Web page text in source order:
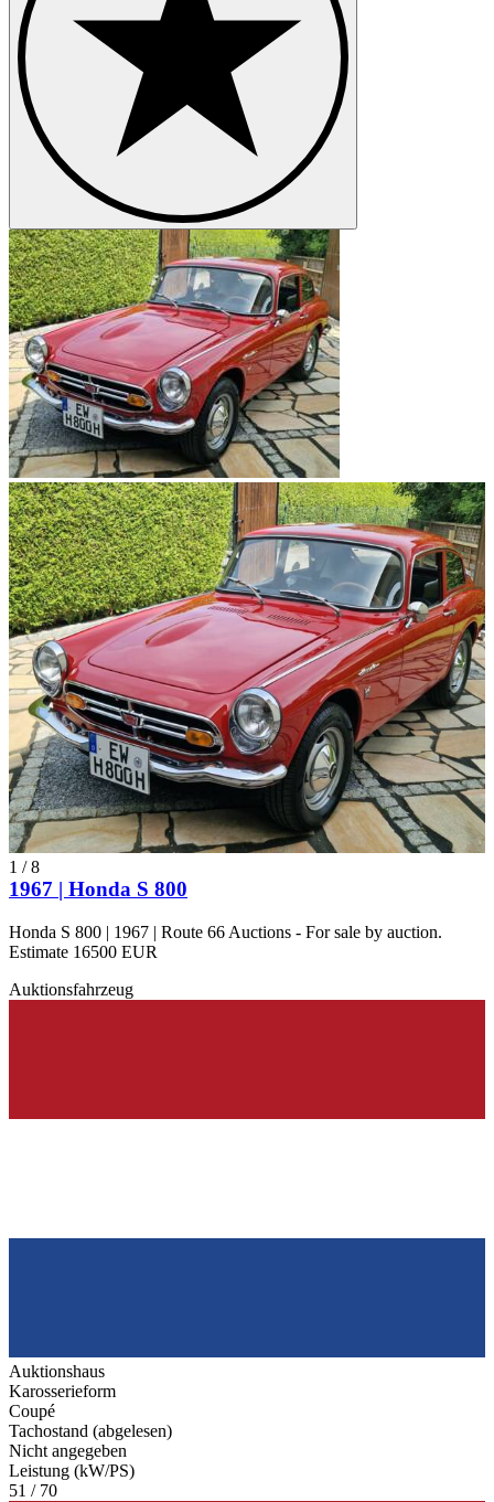
1 /8
1967 | Honda S 800
Honda S 800 | 1967 | Route 66 Auctions - For sale by auction.
Estimate 16500 EUR
Auktionsfahrzeug
Auktionshaus
Karosserieform
Coupé
Tachostand (abgelesen)
Nicht angegeben
Leistung (kW/PS)
51 / 70